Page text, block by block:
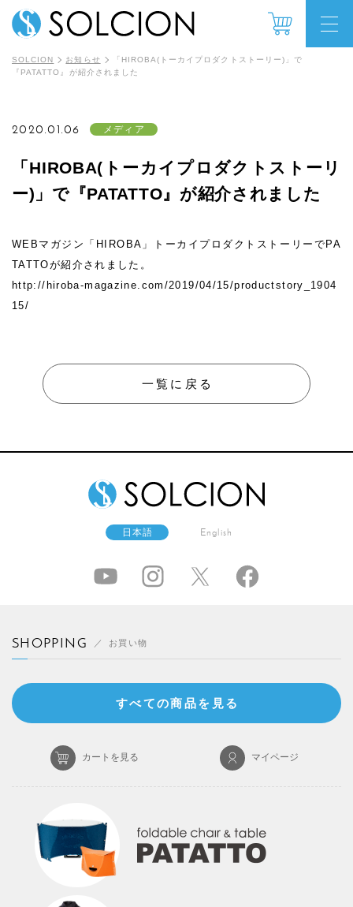
SOLCION お知らせ
「HIROBA(トーカイプロダクトストーリー)」で
『PATATTO』が紹介されました
「HIROBA(トーカイプロダクトストーリ
ー)」で『PATATTO』が紹介されました
2020.01.06 メディア
WEBマガジン「HIROBA」トーカイプロダクトストーリーでPA
TATTOが紹介されました。
http://hiroba-magazine.com/2019/04/15/productstory_1904
15/
一覧に戻る
日本語 English
SHOPPING お買い物
すべての商品を見る
カートを見る マイページ